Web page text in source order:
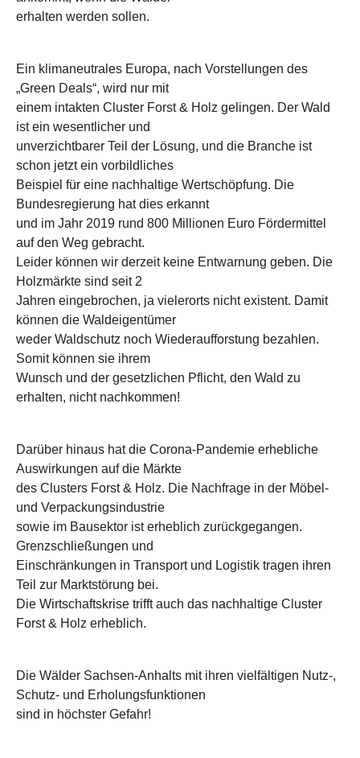
erhalten werden sollen.
Ein klimaneutrales Europa, nach Vorstellungen des
„Green Deals“, wird nur mit
einem intakten Cluster Forst & Holz gelingen. Der Wald
ist ein wesentlicher und
unverzichtbarer Teil der Lösung, und die Branche ist
schon jetzt ein vorbildliches
Beispiel für eine nachhaltige Wertschöpfung. Die
Bundesregierung hat dies erkannt
und im Jahr 2019 rund 800 Millionen Euro Fördermittel
auf den Weg gebracht.
Leider können wir derzeit keine Entwarnung geben. Die
Holzmärkte sind seit 2
Jahren eingebrochen, ja vielerorts nicht existent. Damit
können die Waldeigentümer
weder Waldschutz noch Wiederaufforstung bezahlen.
Somit können sie ihrem
Wunsch und der gesetzlichen Pflicht, den Wald zu
erhalten, nicht nachkommen!
Darüber hinaus hat die Corona-Pandemie erhebliche
Auswirkungen auf die Märkte
des Clusters Forst & Holz. Die Nachfrage in der Möbel-
und Verpackungsindustrie
sowie im Bausektor ist erheblich zurückgegangen.
Grenzschließungen und
Einschränkungen in Transport und Logistik tragen ihren
Teil zur Marktstörung bei.
Die Wirtschaftskrise trifft auch das nachhaltige Cluster
Forst & Holz erheblich.
Die Wälder Sachsen-Anhalts mit ihren vielfältigen Nutz-,
Schutz- und Erholungsfunktionen
sind in höchster Gefahr!